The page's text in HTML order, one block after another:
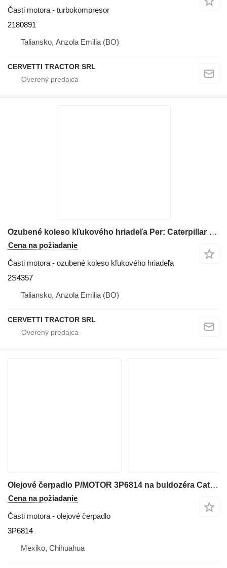
Časti motora - turbokompresor
2180891
Taliansko, Anzola Emilia (BO)
CERVETTI TRACTOR SRL
Ozubené koleso kľukového hriadeľa Per: Caterpillar D8H Ingranaggio, M 2S4357 na buldozéra Caterpillar D8H
Cena na požiadanie
Časti motora - ozubené koleso kľukového hriadeľa
2S4357
Taliansko, Anzola Emilia (BO)
CERVETTI TRACTOR SRL
Olejové čerpadlo P/MOTOR 3P6814 na buldozéra Caterpillar D6D
Cena na požiadanie
Časti motora - olejové čerpadlo
3P6814
Mexiko, Chihuahua